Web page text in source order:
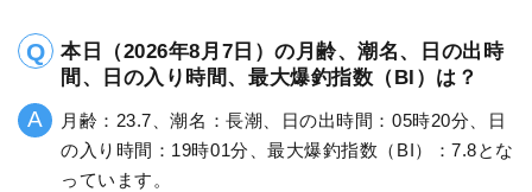
本日（2026年8月7日）の月齢、潮名、日の出時
間、日の入り時間、最大爆釣指数（BI）は？
月齢：23.7、潮名：長潮、日の出時間：05時20分、日
の入り時間：19時01分、最大爆釣指数（BI）：7.8とな
っています。